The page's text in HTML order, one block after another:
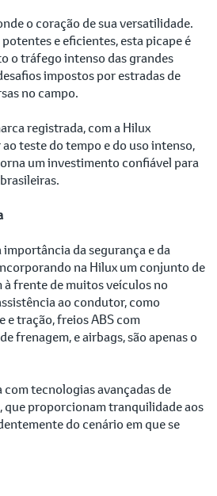
o coração de sua versatilidade.
e eficientes, esta picape é
o tráfego intenso das grandes
impostos por estradas de
no campo.
registrada, com a Hilux
teste do tempo e do uso intenso,
um investimento confiável para
da segurança e da
na Hilux um conjunto de
à frente de muitos veículos no
ao condutor, como
e tração, freios ABS com
frenagem, e airbags, são apenas o
tecnologias avançadas de
que proporcionam tranquilidade aos
do cenário em que se